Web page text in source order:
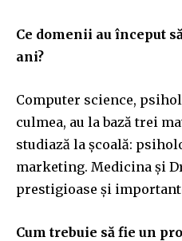
Ce domenii au început
ani?
Computer science,
culmea, au la bază trei
studiază la școală:
marketing. Medicina și
prestigioase și
Cum trebuie să fie un